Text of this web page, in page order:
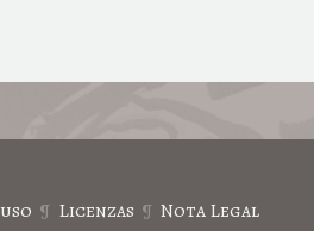
Licenzas Nota Legal